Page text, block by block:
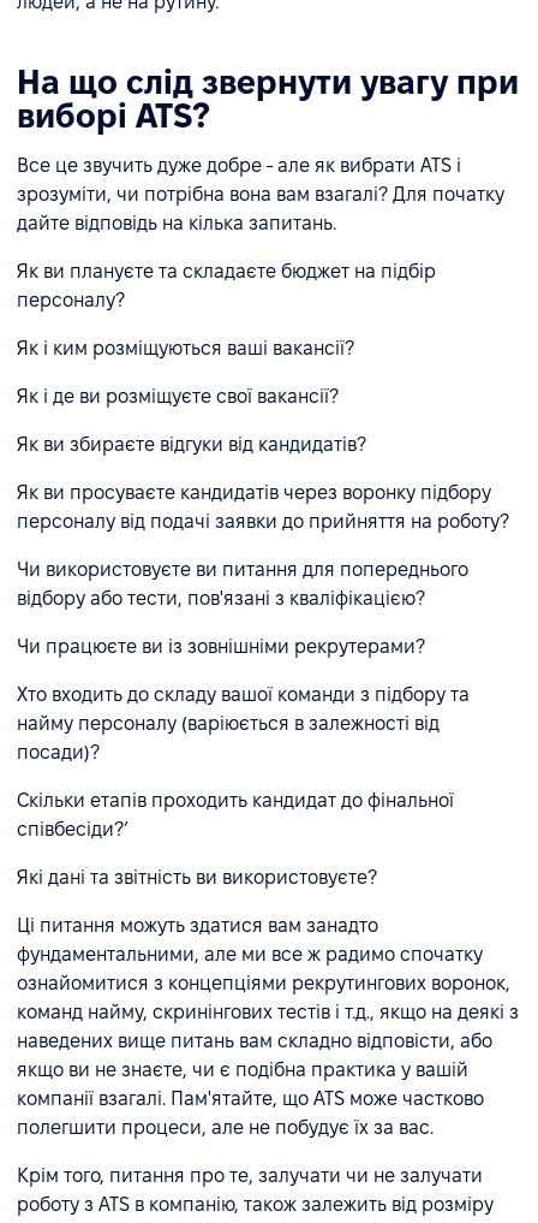
На що слід звернути увагу при
виборі ATS?
Все це звучить дуже добре - але як вибрати ATS і
зрозуміти, чи потрібна вона вам взагалі? Для початку
дайте відповідь на кілька запитань.
Як ви плануєте та складаєте бюджет на підбір
персоналу?
Як і ким розміщуються ваші вакансії?
Як і де ви розміщуєте свої вакансії?
Як ви збираєте відгуки від кандидатів?
Як ви просуваєте кандидатів через воронку підбору
персоналу від подачі заявки до прийняття на роботу?
Чи використовуєте ви питання для попереднього
відбору або тести, пов'язані з кваліфікацією?
Чи працюєте ви із зовнішніми рекрутерами?
Хто входить до складу вашої команди з підбору та
найму персоналу (варіюється в залежності від
посади)?
Скільки етапів проходить кандидат до фінальної
співбесіди?ʼ
Які дані та звітність ви використовуєте?
Ці питання можуть здатися вам занадто
фундаментальними, але ми все ж радимо спочатку
ознайомитися з концепціями рекрутингових воронок,
команд найму, скринінгових тестів і т.д., якщо на деякі з
наведених вище питань вам складно відповісти, або
якщо ви не знаєте, чи є подібна практика у вашій
компанії взагалі. Пам'ятайте, що ATS може частково
полегшити процеси, але не побудує їх за вас.
Крім того, питання про те, залучати чи не залучати
роботу з ATS в компанію, також залежить від розміру